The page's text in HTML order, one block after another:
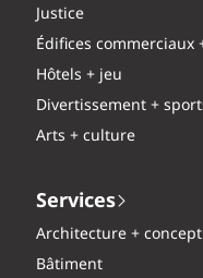
Justice
Édifices commerciaux
Hôtels + jeu
Divertissement +
Arts + culture
Services
Architecture +
Bâtiment